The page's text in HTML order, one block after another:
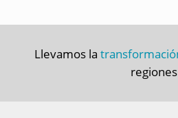
Llevamos la
regiones